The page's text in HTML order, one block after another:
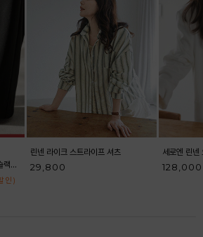
인 )
린넨 라이크 스트라이프 셔츠
29,800
세로엔 린
128,000